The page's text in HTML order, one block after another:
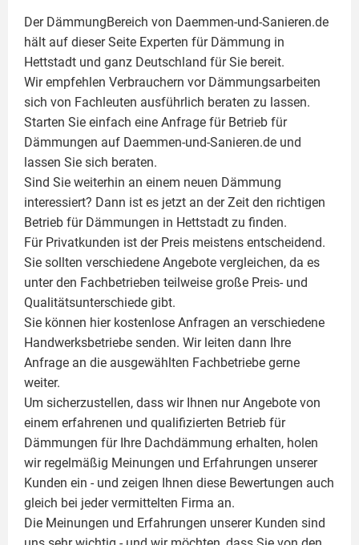
Der DämmungBereich von Daemmen-und-Sanieren.de
hält auf dieser Seite Experten für Dämmung in
Hettstadt und ganz Deutschland für Sie bereit.
Wir empfehlen Verbrauchern vor Dämmungsarbeiten
sich von Fachleuten ausführlich beraten zu lassen.
Starten Sie einfach eine Anfrage für Betrieb für
Dämmungen auf Daemmen-und-Sanieren.de und
lassen Sie sich beraten.
Sind Sie weiterhin an einem neuen Dämmung
interessiert? Dann ist es jetzt an der Zeit den richtigen
Betrieb für Dämmungen in Hettstadt zu finden.
Für Privatkunden ist der Preis meistens entscheidend.
Sie sollten verschiedene Angebote vergleichen, da es
unter den Fachbetrieben teilweise große Preis- und
Qualitätsunterschiede gibt.
Sie können hier kostenlose Anfragen an verschiedene
Handwerksbetriebe senden. Wir leiten dann Ihre
Anfrage an die ausgewählten Fachbetriebe gerne
weiter.
Um sicherzustellen, dass wir Ihnen nur Angebote von
einem erfahrenen und qualifizierten Betrieb für
Dämmungen für Ihre Dachdämmung erhalten, holen
wir regelmäßig Meinungen und Erfahrungen unserer
Kunden ein - und zeigen Ihnen diese Bewertungen auch
gleich bei jeder vermittelten Firma an.
Die Meinungen und Erfahrungen unserer Kunden sind